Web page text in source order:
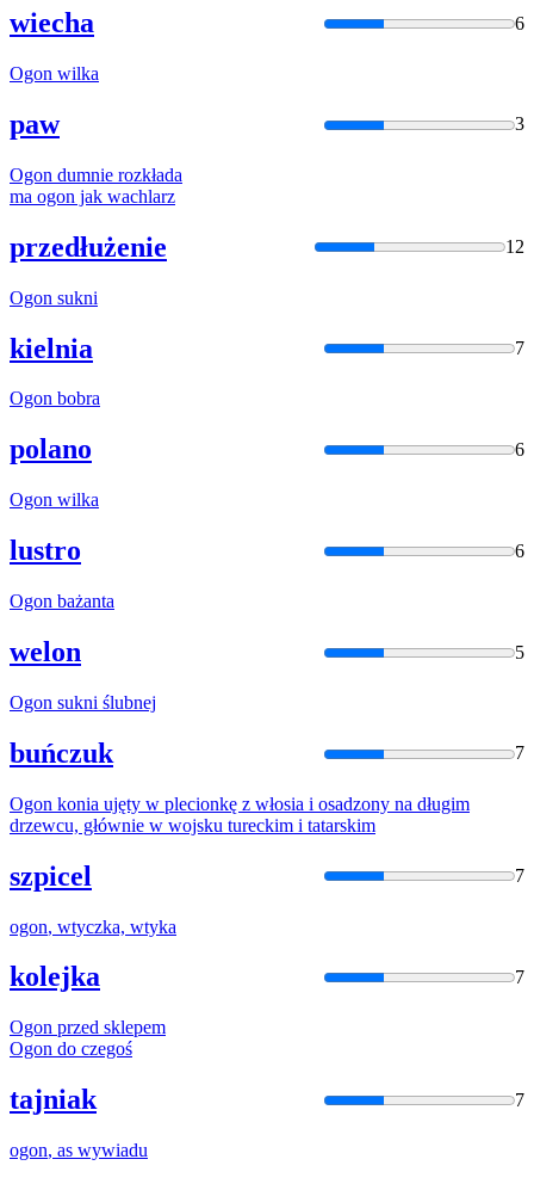
wiecha 6
Ogon wilka
paw 3
Ogon dumnie rozkłada
ma ogon jak wachlarz
przedłużenie 12
Ogon sukni
kielnia 7
Ogon bobra
polano 6
Ogon wilka
lustro 6
Ogon bażanta
welon 5
Ogon sukni ślubnej
buńczuk 7
Ogon konia ujęty w plecionkę z włosia i osadzony na długim
drzewcu, głównie w wojsku tureckim i tatarskim
szpicel 7
ogon, wtyczka, wtyka
kolejka 7
Ogon przed sklepem
Ogon do czegoś
tajniak 7
ogon, as wywiadu